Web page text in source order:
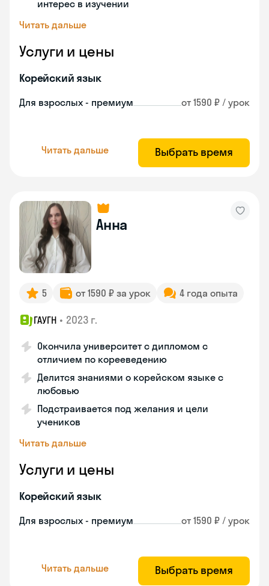
интерес в изучении
Читать дальше
Услуги и цены
Корейский язык
Для взрослых - премиум от 1590 ₽ / урок
Читать дальше Выбрать время
Анна
5 от 1590 ₽ за урок 4 года опыта
ГАУГН • 2023 г.
Окончила университет с дипломом с
отличием по корееведению
Делится знаниями о корейском языке с
любовью
Подстраивается под желания и цели
учеников
Читать дальше
Услуги и цены
Корейский язык
Для взрослых - премиум от 1590 ₽ / урок
Читать дальше Выбрать время